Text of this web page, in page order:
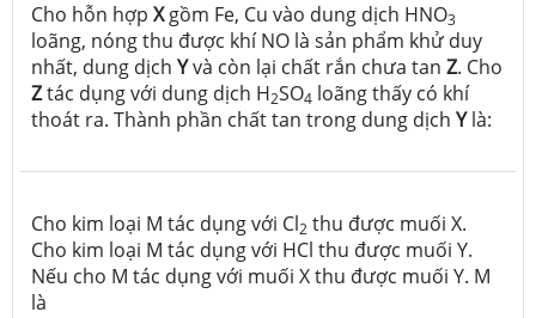
Cho hỗn hợp Xgồm Fe, Cu vào dung dịch HNO3
loãng, nóng thu được khí NO là sản phẩm khử duy
nhất, dung dịch Yvà còn lại chất rắn chưa tan Z. Cho
Ztác dụng với dung dịch H2SO4 loãng thấy có khí
thoát ra. Thành phần chất tan trong dung dịch Ylà:
Cho kim loại M tác dụng với Cl2 thu được muối X.
Cho kim loại M tác dụng với HCl thu được muối Y.
Nếu cho M tác dụng với muối X thu được muối Y. M
là